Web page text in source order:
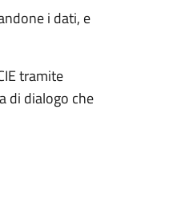
i dati, e
tramite
di dialogo che